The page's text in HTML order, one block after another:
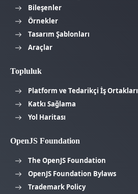
Bileşenler
Örnekler
Tasarım Şablonları
Araçlar
Topluluk
Platform ve Tedarikçi İş Ortakları
Katkı Sağlama
Yol Haritası
OpenJS Foundation
The OpenJS Foundation
OpenJS Foundation Bylaws
Trademark Policy